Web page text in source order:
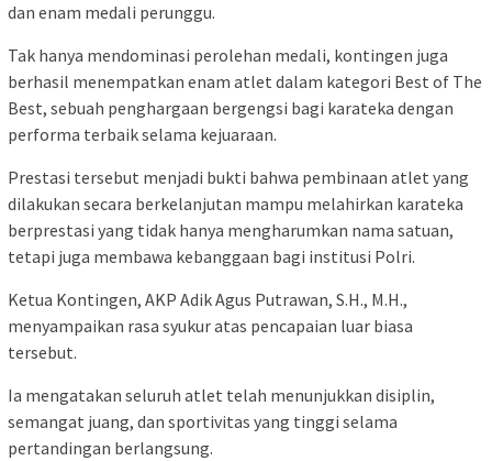
dan enam medali perunggu.
Tak hanya mendominasi perolehan medali, kontingen juga
berhasil menempatkan enam atlet dalam kategori Best of The
Best, sebuah penghargaan bergengsi bagi karateka dengan
performa terbaik selama kejuaraan.
Prestasi tersebut menjadi bukti bahwa pembinaan atlet yang
dilakukan secara berkelanjutan mampu melahirkan karateka
berprestasi yang tidak hanya mengharumkan nama satuan,
tetapi juga membawa kebanggaan bagi institusi Polri.
Ketua Kontingen, AKP Adik Agus Putrawan, S.H., M.H.,
menyampaikan rasa syukur atas pencapaian luar biasa
tersebut.
Ia mengatakan seluruh atlet telah menunjukkan disiplin,
semangat juang, dan sportivitas yang tinggi selama
pertandingan berlangsung.